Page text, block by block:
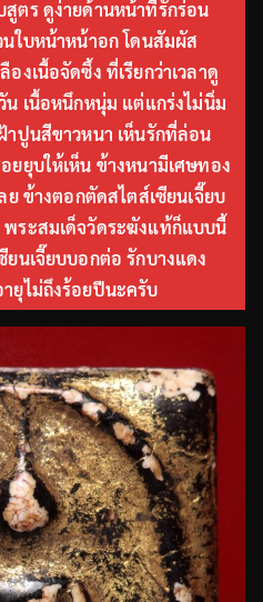
ตร ดูง่ายด้านหน้าที่รักร่อน
ใบหน้าหน้าอก โดนสัมผัส
องเนื้อจัดซึ้ง ที่เรียกว่าเวลาดู
น เนื้อหนึกหนุ่ม แต่แกร่งไม่นิ่ม
าปูนสีขาวหนา เห็นรักที่ล่อน
ยุบให้เห็น ข้างหนามีเศษทอง
ย ข้างตอกตัดสไตส์เซียนเจี๊ยบ
ระสมเด็จวัดระฆังแท้ก็แบบนี้
นเจี๊ยบบอกต่อ รักบางแดง
ยุไม่ถึงร้อยปีนะครับ